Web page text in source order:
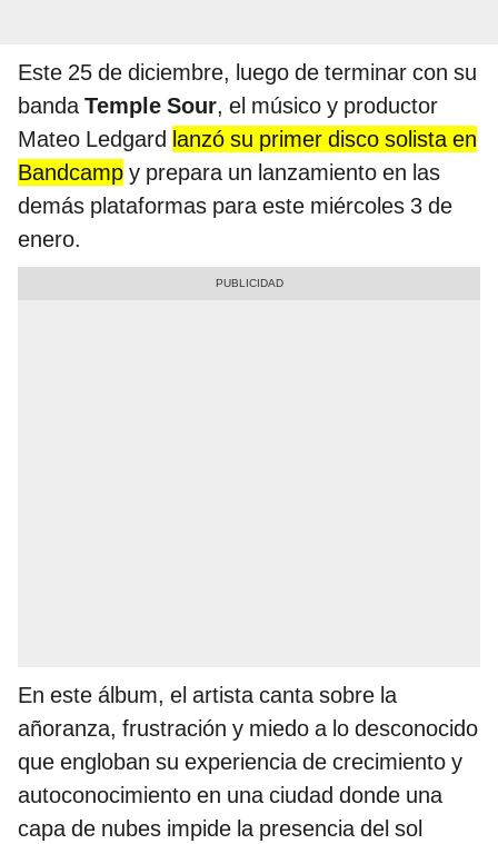
Este 25 de diciembre, luego de terminar con su
bandaTemple Sour, el músico y productor
Mateo Ledgard lanzó su primer disco solista en
Bandcamp y prepara un lanzamiento en las
demás plataformas para este miércoles 3 de
enero.
En este álbum, el artista canta sobre la
añoranza, frustración y miedo a lo desconocido
que engloban su experiencia de crecimiento y
autoconocimiento en una ciudad donde una
capa de nubes impide la presencia del sol